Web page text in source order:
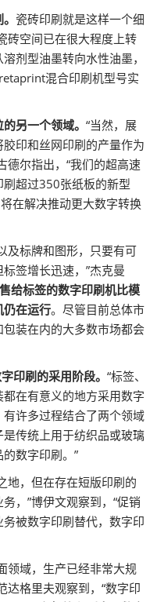
瓷砖印刷就是这样一个细
砖空间已在很大程度上转
剂型油墨转向水性油墨，
混合印刷机型号实
另一个领域。 “当然，展
印和丝网印刷的产量作为
德尔指出，“我们的超高速
超过350张纸板的新型
在解决推动更大数字转换
及标牌和图形，只要有可
签增长迅速，”杰克曼
给标签的数字印刷机比模
仍在运行。尽管目前总体市
装在内的大多数市场都会
印刷的采用阶段。 “标签、
在有意义的地方采用数字
许多过程结合了两个领域
传统上用于纺织品或玻璃
数字印刷。”
地，但在存在短版印刷的
，”博伊文观察到，“促销
被数字印刷替代，数字印
领域，生产已经非常大规
达格里夫观察到，“数字印